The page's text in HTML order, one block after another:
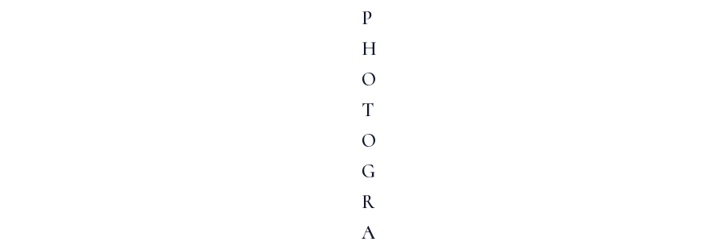
P
H
O
T
O
G
R
A